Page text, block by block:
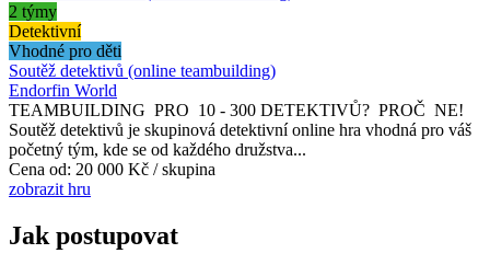
2 týmy
Detektivní
Vhodné pro děti
Soutěž detektivů (online teambuilding)
Endorfin World
TEAMBUILDING PRO 10 - 300 DETEKTIVŮ? PROČ NE!
Soutěž detektivů je skupinová detektivní online hra vhodná pro váš
početný tým, kde se od každého družstva...
Cena od: 20 000 Kč / skupina
zobrazit hru
Jak postupovat